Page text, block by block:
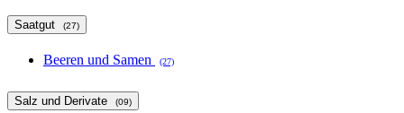
Saatgut (27)
Beeren und Samen (27)
Salz und Derivate (09)